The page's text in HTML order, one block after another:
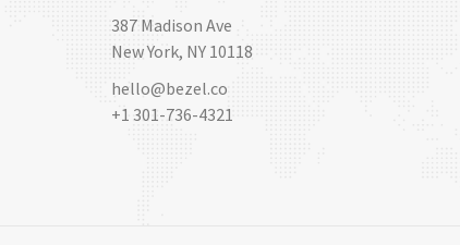
387 Madison Ave
New York, NY 10118
hello@bezel.co
+1 301-736-4321